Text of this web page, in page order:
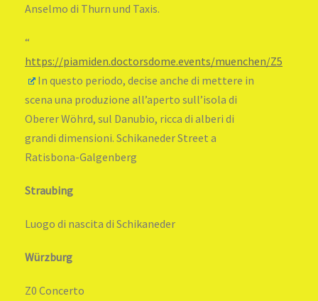
Anselmo di Thurn und Taxis.
“
https://piamiden.doctorsdome.events/muenchen/Z5
In questo periodo, decise anche di mettere in
scena una produzione all’aperto sull’isola di
Oberer Wöhrd, sul Danubio, ricca di alberi di
grandi dimensioni. Schikaneder Street a
Ratisbona-Galgenberg
Straubing
Luogo di nascita di Schikaneder
Würzburg
Z0 Concerto